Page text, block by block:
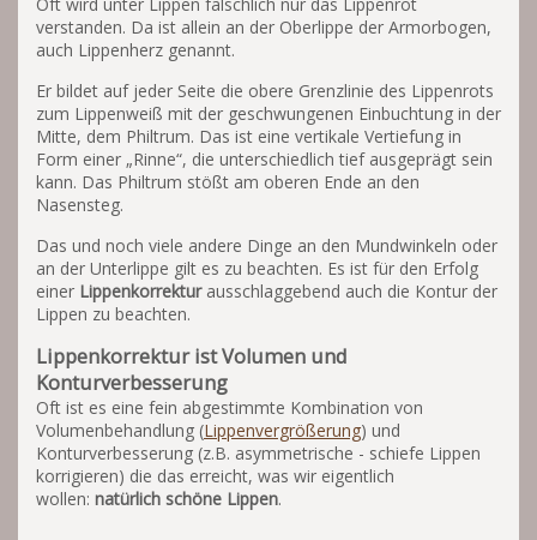
verstanden. Da ist allein an der Oberlippe der Armorbogen,
auch Lippenherz genannt.
Er bildet auf jeder Seite die obere Grenzlinie des Lippenrots
zum Lippenweiß mit der geschwungenen Einbuchtung in der
Mitte, dem Philtrum. Das ist eine vertikale Vertiefung in
Form einer „Rinne“, die unterschiedlich tief ausgeprägt sein
kann. Das Philtrum stößt am oberen Ende an den
Nasensteg.
Das und noch viele andere Dinge an den Mundwinkeln oder
an der Unterlippe gilt es zu beachten. Es ist für den Erfolg
einer Lippenkorrekturausschlaggebend auch die Kontur der
Lippen zu beachten.
Lippenkorrektur ist Volumen und
Konturverbesserung
Oft ist es eine fein abgestimmte Kombination von
Volumenbehandlung (Lippenvergrößerung) und
Konturverbesserung (z.B. asymmetrische - schiefe Lippen
korrigieren) die das erreicht, was wir eigentlich
wollen: natürlich schöne Lippen.